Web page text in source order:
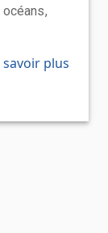
savoir plus